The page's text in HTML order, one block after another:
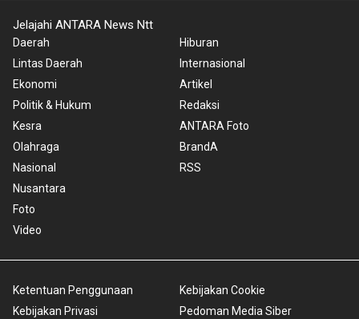
Jelajahi ANTARA News Ntt
Daerah
Lintas Daerah
Ekonomi
Politik & Hukum
Kesra
Olahraga
Nasional
Nusantara
Foto
Video
Hiburan
Internasional
Artikel
Redaksi
ANTARA Foto
BrandA
RSS
Ketentuan Penggunaan
Kebijakan Privasi
Kebijakan Cookie
Pedoman Media Siber